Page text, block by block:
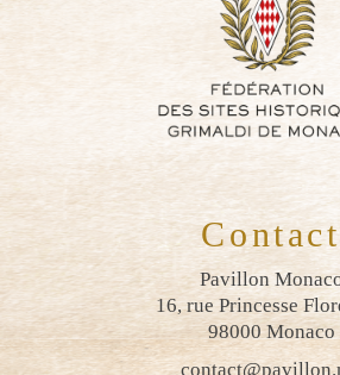
Contact
Pavillon
16, rue Princesse
98000 Monaco